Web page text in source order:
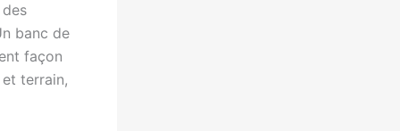
banc de
façon
et terrain,